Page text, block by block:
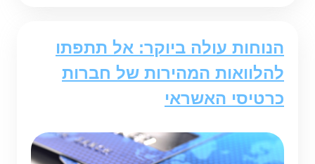
הנוחות עולה ביוקר: אל תתפתו
להלוואות המהירות של חברות
כרטיסי האשראי